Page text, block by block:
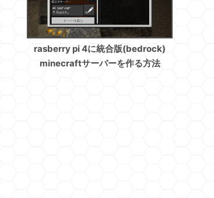
rasberry pi 4に統合版(bedrock)
minecraftサーバーを作る方法